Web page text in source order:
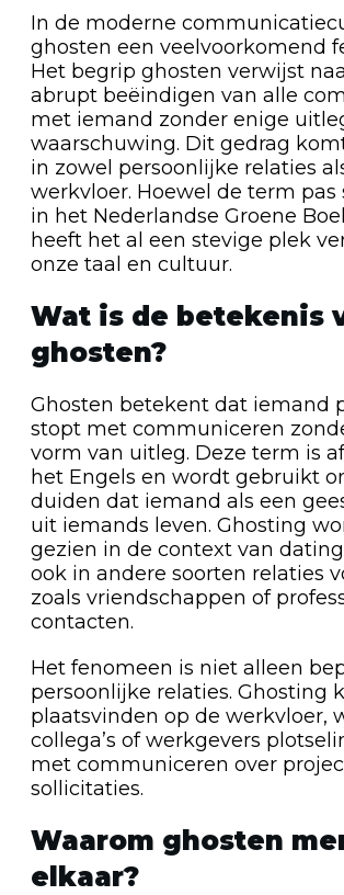
In de moderne
ghosten een veelvoorkomend
Het begrip ghosten verwijst
abrupt beëindigen van alle
met iemand zonder enige
waarschuwing. Dit gedrag
in zowel persoonlijke relaties
werkvloer. Hoewel de term pas
in het Nederlandse Groene
heeft het al een stevige plek
onze taal en cultuur.
Wat is de betekenis
ghosten?
Ghosten betekent dat iemand
stopt met communiceren
vorm van uitleg. Deze term is
het Engels en wordt gebruikt
duiden dat iemand als een
uit iemands leven. Ghosting
gezien in de context van
ook in andere soorten relaties
zoals vriendschappen of
contacten.
Het fenomeen is niet alleen
persoonlijke relaties. Ghosting
plaatsvinden op de werkvloer,
collega’s of werkgevers
met communiceren over
sollicitaties.
Waarom ghosten
elkaar?